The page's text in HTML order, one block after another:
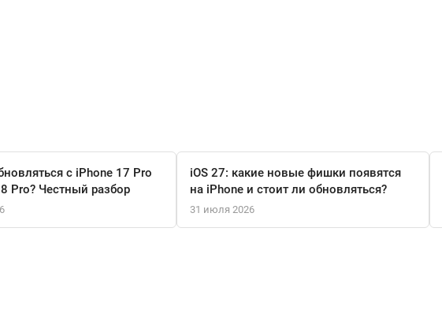
с iPhone 17 Pro
Pro? Честный разбор
iOS 27: какие новые фишки появятся
на iPhone и стоит ли обновляться?
31 июля 2026